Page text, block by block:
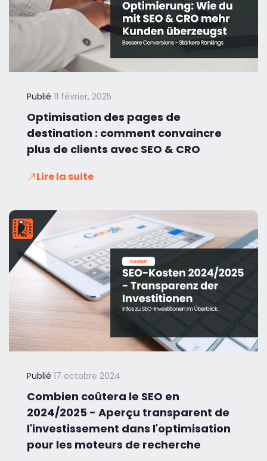
Publié 11 février, 2025
Optimisation des pages de
destination : comment convaincre
plus de clients avec SEO & CRO
Lire la suite
Publié 17 octobre 2024
Combien coûtera le SEO en
2024/2025 - Aperçu transparent de
l'investissement dans l'optimisation
pour les moteurs de recherche